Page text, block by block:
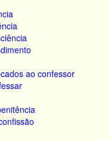
ao confessor